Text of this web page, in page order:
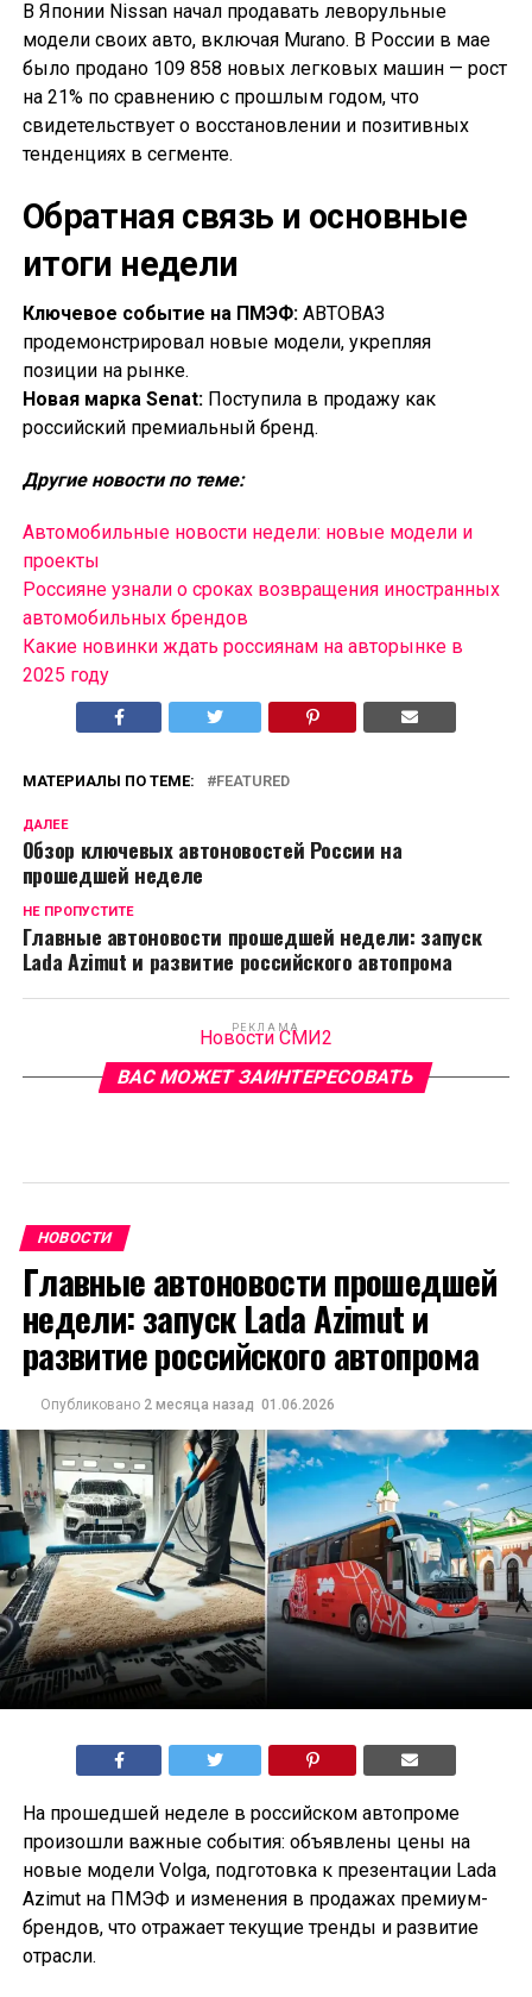
В Японии Nissan начал продавать леворульные
модели своих авто, включая Murano. В России в мае
было продано 109 858 новых легковых машин — рост
на 21% по сравнению с прошлым годом, что
свидетельствует о восстановлении и позитивных
тенденциях в сегменте.
Обратная связь и основные
итоги недели
Ключевое событие на ПМЭФ:АВТОВАЗ
продемонстрировал новые модели, укрепляя
позиции на рынке.
Новая марка Senat:Поступила в продажу как
российский премиальный бренд.
Другие новости по теме:
Автомобильные новости недели: новые модели и
проекты
Россияне узнали о сроках возвращения иностранных
автомобильных брендов
Какие новинки ждать россиянам на авторынке в
2025 году
МАТЕРИАЛЫ ПО ТЕМЕ: FEATURED
ДАЛЕЕ
Обзор ключевых автоновостей России на
прошедшей неделе
НЕ ПРОПУСТИТЕ
Главные автоновости прошедшей недели: запуск
Lada Azimut и развитие российского автопрома
РЕКЛАМА
Новости СМИ2
ВАС МОЖЕТ ЗАИНТЕРЕСОВАТЬ
НОВОСТИ
Главные автоновости прошедшей
недели: запуск Lada Azimut и
развитие российского автопрома
Опубликовано 2 месяца назад 01.06.2026
На прошедшей неделе в российском автопроме
произошли важные события: объявлены цены на
новые модели Volga, подготовка к презентации Lada
Azimut на ПМЭФ и изменения в продажах премиум-
брендов, что отражает текущие тренды и развитие
отрасли.